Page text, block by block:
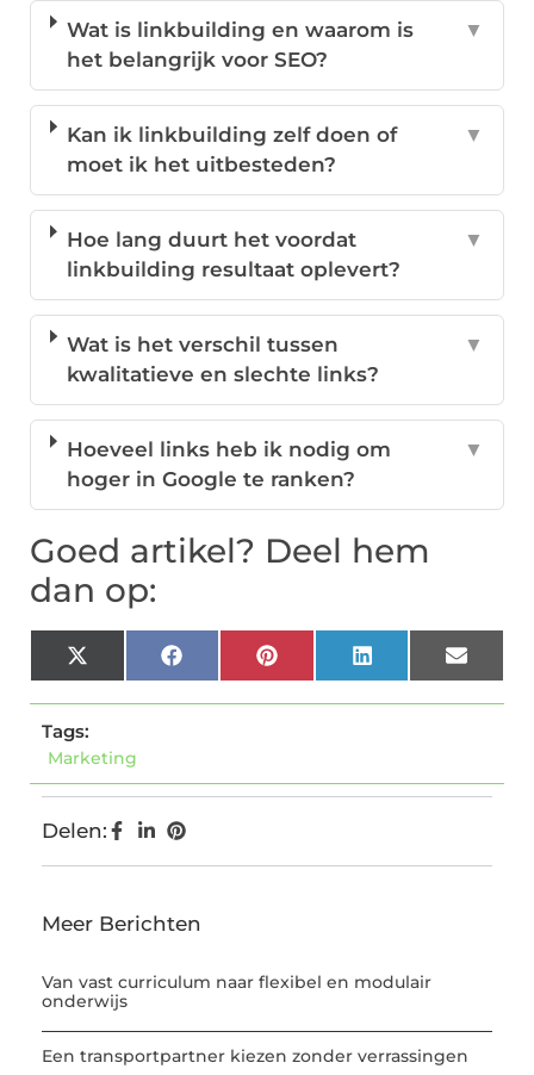
Wat is linkbuilding en waarom is
het belangrijk voor SEO?
▼
Kan ik linkbuilding zelf doen of
moet ik het uitbesteden?
▼
Hoe lang duurt het voordat
linkbuilding resultaat oplevert?
▼
Wat is het verschil tussen
kwalitatieve en slechte links?
▼
Hoeveel links heb ik nodig om
hoger in Google te ranken?
▼
Goed artikel? Deel hem
dan op:
X
(Twitter)
FacebookPinterestLinkedInEmail
Tags:
Marketing
Delen:
Meer Berichten
Van vast curriculum naar flexibel en modulair
onderwijs
Een transportpartner kiezen zonder verrassingen